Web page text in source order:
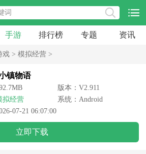
手游 排行榜 专题 资讯
戏 > 模拟经营 >
镇物语
版本：V2.911
拟经营
系统：Android
07-21 06:07:00
立即下载